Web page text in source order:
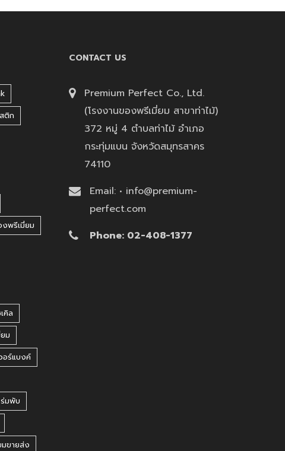
ติก
งพรีเมี่ยม
คิล
ม
อร์แบงค์
ร่มพับ
ขายส่ง
CONTACT US
Premium Perfect Co., Ltd.
(โรงงานของพรีเมี่ยม สาขาท่าไม้)
372 หมู่ 4 ตำบลท่าไม้ อำเภอ
กระทุ่มแบน จังหวัดสมุทรสาคร
74110
Email: • info@premium-
perfect.com
Phone: 02-408-1377